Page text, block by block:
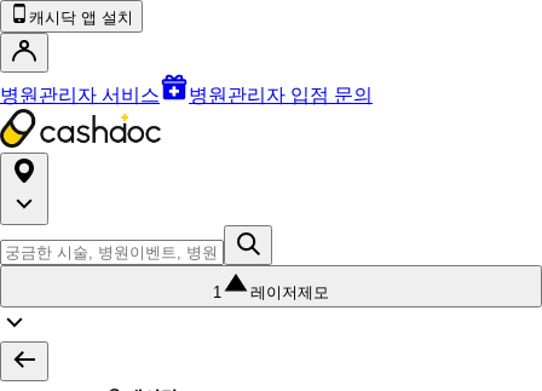
캐시닥 앱 설치
병원관리자 서비스 병원관리자 입점 문의
1 레이저제모